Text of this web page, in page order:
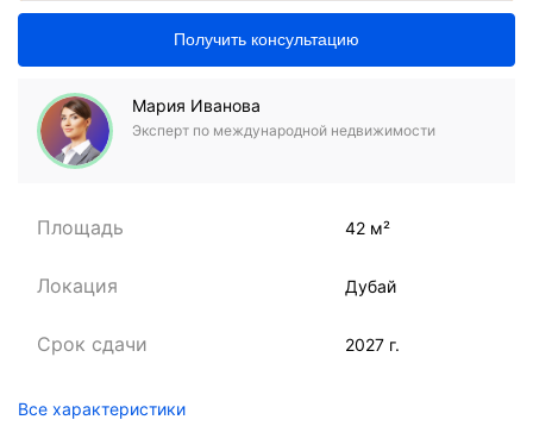
Получить консультацию
Мария Иванова
Эксперт по международной недвижимости
Площадь 42 м²
Локация Дубай
Срок сдачи 2027 г.
Все характеристики